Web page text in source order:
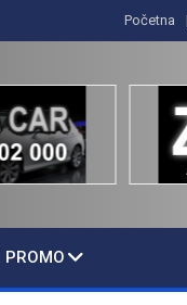
Početna
PROMO